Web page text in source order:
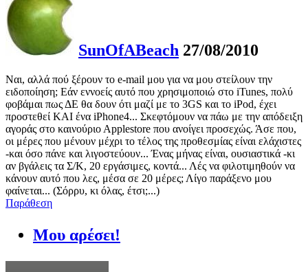
SunOfABeach 27/08/2010
Ναι, αλλά πού ξέρουν το e-mail μου για να μου στείλουν την
ειδοποίηση; Εάν εννοείς αυτό που χρησιμοποιώ στο iTunes, πολύ
φοβάμαι πως ΔΕ θα δουν ότι μαζί με το 3GS και το iPod, έχει
προστεθεί ΚΑΙ ένα iPhone4... Σκεφτόμουν να πάω με την απόδειξη
αγοράς στο καινούριο Αpplestore που ανοίγει προσεχώς. Άσε που,
οι μέρες που μένουν μέχρι το τέλος της προθεσμίας είναι ελάχιστες
-και όσο πάνε και λιγοστεύουν... Ένας μήνας είναι, ουσιαστικά -κι
αν βγάλεις τα Σ/Κ, 20 εργάσιμες, κοντά... Λές να φιλοτιμηθούν να
κάνουν αυτό που λες, μέσα σε 20 μέρες; Λίγο παράξενο μου
φαίνεται... (Σόρρυ, κι όλας, έτσι;...)
Παράθεση
Μου αρέσει!